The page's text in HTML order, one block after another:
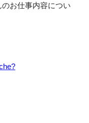
お仕事内容につい